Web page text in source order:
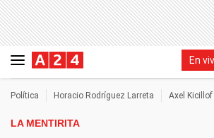
En
Política Horacio Rodríguez Larreta Axel Kicillof
LA MENTIRITA